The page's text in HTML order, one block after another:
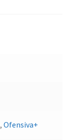
,Ofensiva+